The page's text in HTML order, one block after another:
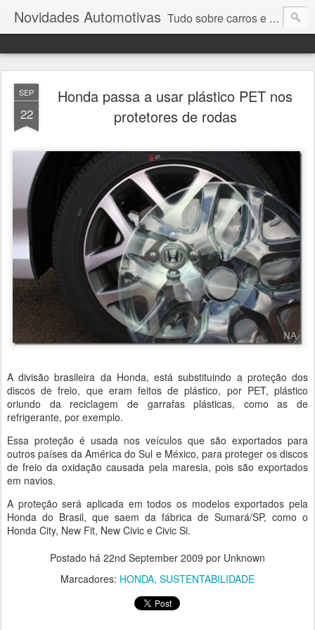
Novidades Automotivas Tudo sobre carros e motores
SEP
22
Honda passa a usar plástico PET nos
protetores de rodas
A divisão brasileira da Honda, está substituindo a proteção dos
discos de freio, que eram feitos de plástico, por PET, plástico
oriundo da reciclagem de garrafas plásticas, como as de
refrigerante, por exemplo.
Essa proteção é usada nos veículos que são exportados para
outros países da América do Sul e México, para proteger os discos
de freio da oxidação causada pela maresia, pois são exportados
em navios.
A proteção será aplicada em todos os modelos exportados pela
Honda do Brasil, que saem da fábrica de Sumará/SP, como o
Honda City, New Fit, New Civic e Civic Si.
Postado há 22nd September 2009 por Unknown
Marcadores: HONDA SUSTENTABILIDADE